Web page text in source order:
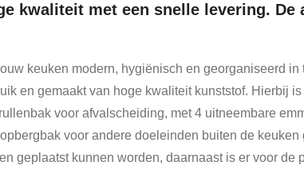
kwaliteit met een snelle levering.
keuken modern, hygiënisch en georganiseerd
en gemaakt van hoge kwaliteit kunststof. Hierbij
voor afvalscheiding, met 4 uitneembare
voor andere doeleinden buiten de
geplaatst kunnen worden, daarnaast is er voor